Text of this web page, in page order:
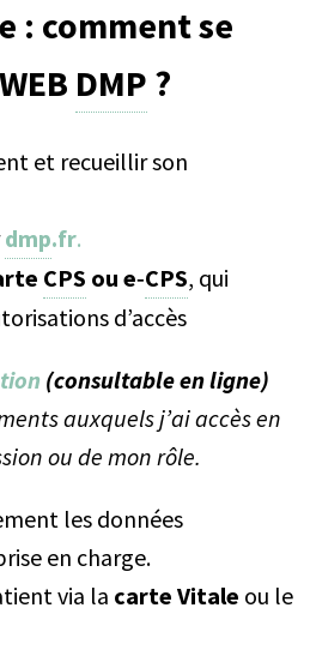
: comment se
DMP ?
et recueillir son
dmp.fr.
CPS ou e‑CPS, qui
d’accès
(consultable en ligne)
auxquels j’ai accès en
ou de mon rôle.
les données
en charge.
via la carte Vitale ou le